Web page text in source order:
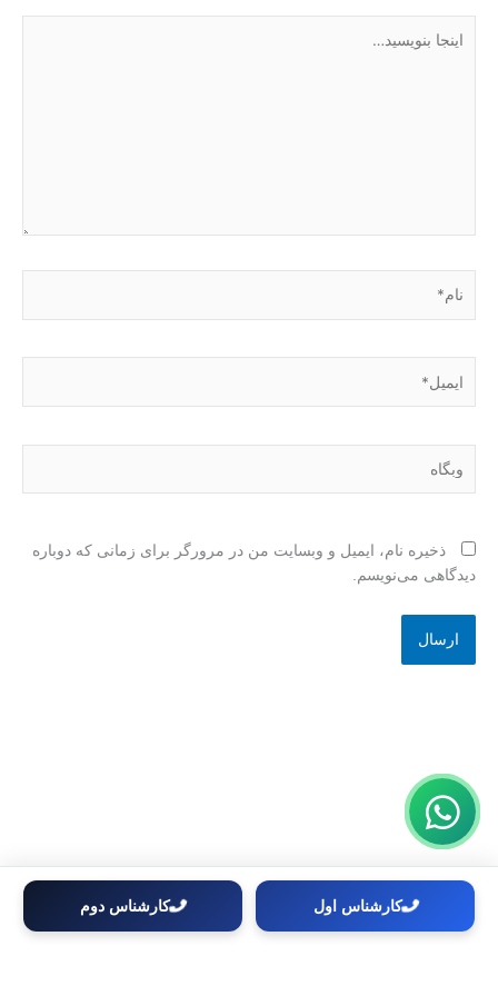
بنویسید…
ذخیره نام، ایمیل و وبسایت من در مرورگر برای زمانی که دوباره
دیدگاهی می‌نویسم.
کارشناس اول کارشناس دوم